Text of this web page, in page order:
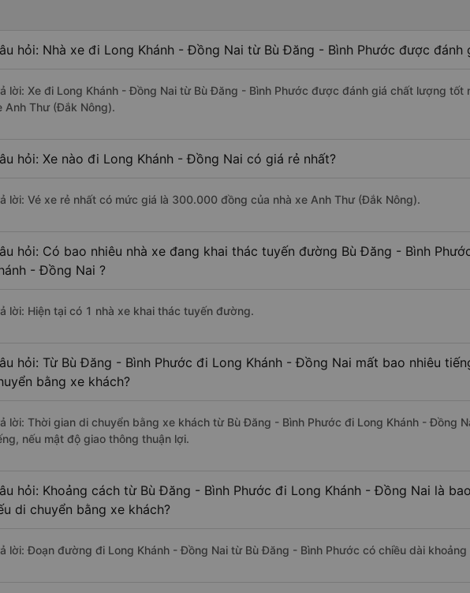
hỏi: Nhà xe đi Long Khánh - Đồng Nai từ Bù Đăng - Bình Phước được đánh
lời: Xe đi Long Khánh - Đồng Nai từ Bù Đăng - Bình Phước được đánh giá chất lượng tốt
Anh Thư (Đắk Nông).
hỏi: Xe nào đi Long Khánh - Đồng Nai có giá rẻ nhất?
lời: Vé xe rẻ nhất có mức giá là 300.000 đồng của nhà xe Anh Thư (Đắk Nông).
hỏi: Có bao nhiêu nhà xe đang khai thác tuyến đường Bù Đăng - Bình
- Đồng Nai ?
lời: Hiện tại có 1 nhà xe khai thác tuyến đường.
hỏi: Từ Bù Đăng - Bình Phước đi Long Khánh - Đồng Nai mất bao nhiêu
bằng xe khách?
lời: Thời gian di chuyển bằng xe khách từ Bù Đăng - Bình Phước đi Long Khánh - Đồng
nếu mật độ giao thông thuận lợi.
hỏi: Khoảng cách từ Bù Đăng - Bình Phước đi Long Khánh - Đồng Nai là
di chuyển bằng xe khách?
lời: Đoạn đường đi Long Khánh - Đồng Nai từ Bù Đăng - Bình Phước có chiều dài khoảng